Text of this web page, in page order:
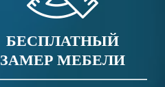
БЕСПЛАТНЫЙ
ЗАМЕР МЕБЕЛИ